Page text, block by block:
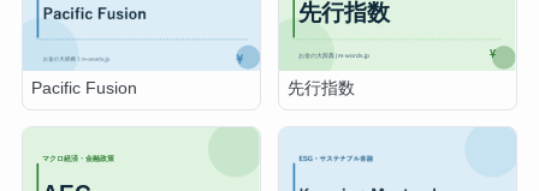
Pacific Fusion 先行指数